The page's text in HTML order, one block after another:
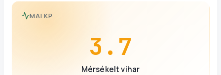
MAI KP
3.7
Mérsékelt vihar